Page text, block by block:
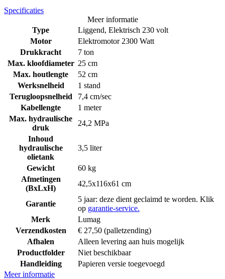
Specificaties
Meer informatie
Type
Liggend, Elektrisch 230 volt
Motor
Elektromotor 2300 Watt
Drukkracht
7 ton
Max. kloofdiameter 25 cm
Max. houtlengte
52 cm
Werksnelheid
1 stand
Terugloopsnelheid
7,4 cm/sec
Kabellengte
1 meter
Max. hydraulische
druk
24,2 MPa
Inhoud
hydraulische
olietank
3,5 liter
Gewicht
60 kg
Afmetingen
(BxLxH)
42,5x116x61 cm
Garantie
5 jaar: deze dient geclaimd te worden. Klik
op garantie-service.
Merk
Lumag
Verzendkosten
€ 27,50 (palletzending)
Afhalen
Alleen levering aan huis mogelijk
Productfolder
Niet beschikbaar
Handleiding
Papieren versie toegevoegd
Meer informatie